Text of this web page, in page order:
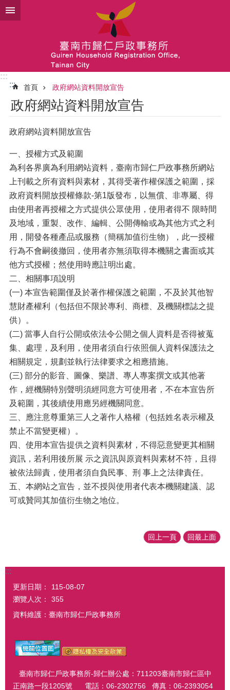
跳到主要內容區塊
:::
:::
首頁 政府網站資料開放宣告
政府網站資料開放宣告
政府網站資料開放宣告
一、授權方式及範圍
為利各界廣為利用網站資料，臺南市歸仁戶政事務所網站
上刊載之所有資料與素材，其得受著作權保護之範圍，採
政府資料開放授權條款-第1版發布，以無償、非專屬、得
由使用者再授權之方式提供公眾使用，使用者得不 限時間
及地域，重製、改作、編輯、公開傳輸或為其他方式之利
用，開發各種產品或服務（簡稱加值衍生物），此一授權
行為不會嗣後撤回，使用者亦無須取得本機關之書面或其
他方式授權；然使用時應註明出處。
二、相關事項說明
(一) 本宣告範圍僅及於著作權保護之範圍，不及於其他智
慧財產權利（包括但不限於專利、商標、及機關標誌之提
供）。
(二) 當事人自行公開或依法令公開之個人資料是否得被蒐
集、處理，及利用，使用者須自行依照個人資料保護法之
相關規定，規劃並執行法律要求之相應措施。
(三) 部分的影音、圖像、樂譜、專人專案撰文或其他著
作，經機關特別聲明須經同意方可使用者，不在本宣告所
及範圍，其後續使用應另經機關同意。
三、應注意尊重第三人之著作人格權（包括姓名表示權及
禁止不當變更權）。
四、使用本宣告提供之資料與素材，不得惡意變更其相關
資訊，若利用後所展 示之資訊與原資料與素材不符，且得
被依法歸責，使用者須自負民事、刑 事上之法律責任。
五、本網站之宣告，並不授與使用者代表本機關建議、認
可或贊同其加值衍生物之地位。
回上一頁 回最上面
:::
更新日期：
115-08-07
瀏覽人次：
355
資料維護：臺南市歸仁戶政事務所
臺南市歸仁戶政事務所-歸仁辦公處：711203臺南市歸仁區中
正南路一段1205號 電話：06-2302756 傳真：06-2393054